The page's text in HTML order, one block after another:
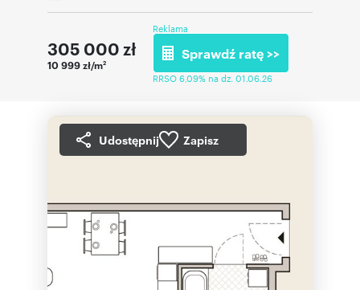
305 000 zł
10 999 zł/m2
Reklama
Sprawdź ratę >>
RRSO 6,09% na dz. 01.06.26
Udostępnij Zapisz